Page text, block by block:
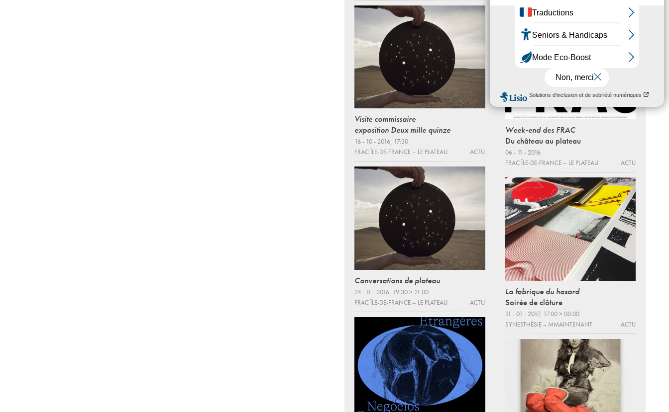
Visite commissaire
exposition Deux mille quinze
16 - 10 - 2016, 17:30
FRAC ÎLE-DE-FRANCE – LE PLATEAU
ACTU
Conversations de plateau
24 - 11 - 2016, 19:30 > 21:00
FRAC ÎLE-DE-FRANCE – LE PLATEAU
ACTU
Week-end des FRAC
Du château au plateau
06 - 11 - 2016
FRAC ÎLE-DE-FRANCE – LE PLATEAU
ACTU
La fabrique du hasard
Soirée de clôture
31 - 01 - 2017, 17:00 > 00:00
SYNESTHÉSIE ¬ MMAINTENANT
ACTU